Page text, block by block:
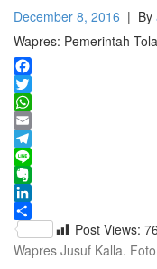
December 8, 2016 | By
Wapres: Pemerintah
Facebook
Twitter
WhatsApp
Email
Telegram
Line
Evernote
LinkedIn
SharePost Views: 76
Wapres Jusuf Kalla.